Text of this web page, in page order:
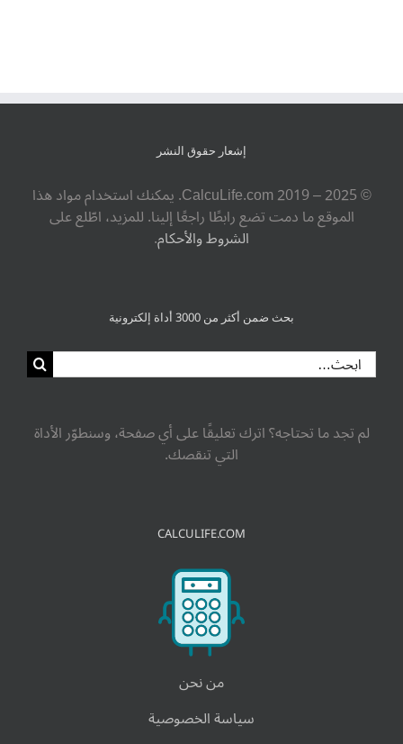
إشعار حقوق النشر
© ‎CalcuLife.com‎ 2019 – 2025. يمكنك استخدام مواد هذا
الموقع ما دمت تضع رابطًا راجعًا إلينا. للمزيد، اطّلع على
الشروط والأحكام.
بحث ضمن أكثر من 3000 أداة إلكترونية
لم تجد ما تحتاجه؟ اترك تعليقًا على أي صفحة، وسنطوّر الأداة
التي تنقصك.
CALCULIFE.COM
من نحن
سياسة الخصوصية